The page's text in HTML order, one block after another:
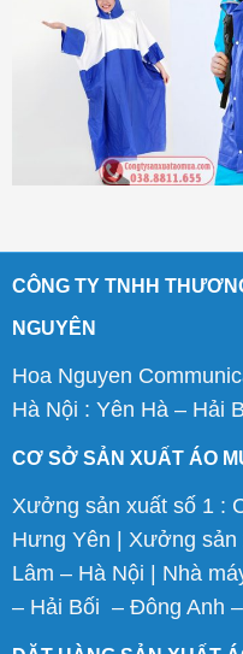
CÔNG TY TNHH
NGUYÊN
Hoa Nguyen
Hà Nội : Yên Hà – Hải
CƠ SỞ SẢN XUẤT ÁO
Xưởng sản xuất số 1 :
Hưng Yên | Xưởng sản
Lâm – Hà Nội | Nhà
– Hải Bối – Đông Anh